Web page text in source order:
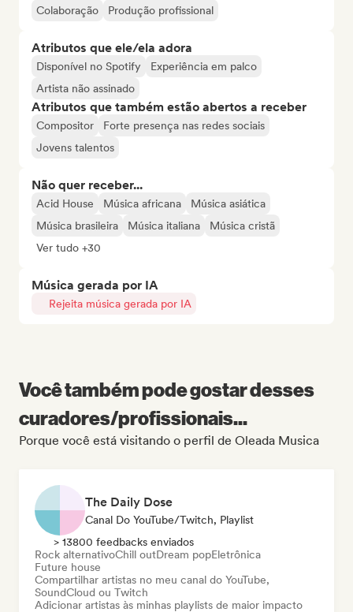
Colaboração Produção profissional
Atributos que ele/ela adora
Disponível no Spotify
Experiência em palco
Artista não assinado
Atributos que também estão abertos a receber
Compositor
Forte presença nas redes sociais
Jovens talentos
Não quer receber...
Acid House Música africana
Música asiática
Música brasileira
Música italiana
Música cristã
Ver tudo +30
Música gerada por IA
Rejeita música gerada por IA
Você também pode gostar desses
curadores/profissionais...
Porque você está visitando o perfil de Oleada Musica
The Daily Dose
Canal Do YouTube/Twitch, Playlist
> 13800 feedbacks enviados
Rock alternativoChill outDream popEletrônica
Future house
Compartilhar artistas no meu canal do YouTube,
SoundCloud ou Twitch
Adicionar artistas às minhas playlists de maior impacto